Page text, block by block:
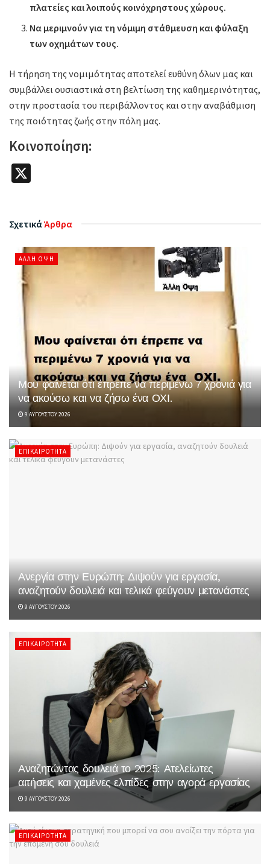
πλατείες και λοιπούς κοινόχρηστους χώρους.
Να μεριμνούν για τη νόμιμη στάθμευση και φύλαξη
των οχημάτων τους.
Η τήρηση της νομιμότητας αποτελεί ευθύνη όλων μας και
συμβάλλει ουσιαστικά στη βελτίωση της καθημερινότητας,
στην προστασία του περιβάλλοντος και στην αναβάθμιση
της ποιότητας ζωής στην πόλη μας.
Κοινοποίηση:
ΣχετικάΆρθρα
ΆΛΛΗ ΌΨΗ
Μου φαίνεται ότι έπρεπε να περιμένω 7 χρονιά για
να ακούσω και να ζήσω ένα ΟΧΙ.
9 ΑΥΓΟΎΣΤΟΥ 2026
ΕΠΙΚΑΙΡΌΤΗΤΑ
Ανεργία στην Ευρώπη: Διψούν για εργασία,
αναζητούν δουλειά και τελικά φεύγουν μετανάστες
9 ΑΥΓΟΎΣΤΟΥ 2026
ΕΠΙΚΑΙΡΌΤΗΤΑ
Αναζητώντας δουλειά το 2025: Ατελείωτες
αιτήσεις και χαμένες ελπίδες στην αγορά εργασίας
9 ΑΥΓΟΎΣΤΟΥ 2026
ΕΠΙΚΑΙΡΌΤΗΤΑ